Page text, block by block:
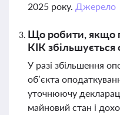
2025 року. Джерело
Що робити, якщо
КІК збільшується
У разі збільшення
об’єкта
уточнюючу
майновий стан і